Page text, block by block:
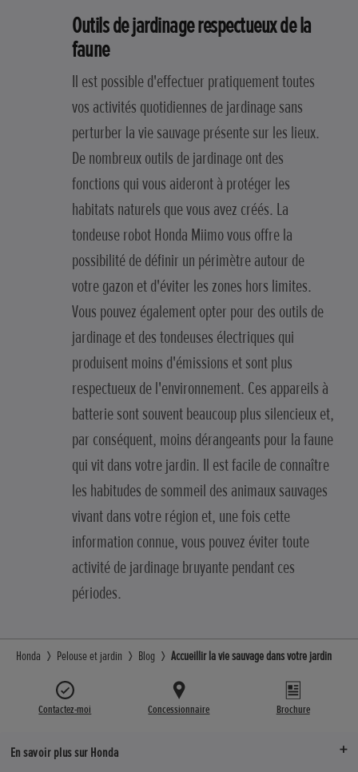
Outils de jardinage respectueux de la
faune
Il est possible d'effectuer pratiquement toutes
vos activités quotidiennes de jardinage sans
perturber la vie sauvage présente sur les lieux.
De nombreux outils de jardinage ont des
fonctions qui vous aideront à protéger les
habitats naturels que vous avez créés. La
tondeuse robot Honda Miimo vous offre la
possibilité de définir un périmètre autour de
votre gazon et d'éviter les zones hors limites.
Vous pouvez également opter pour des outils de
jardinage et des tondeuses électriques qui
produisent moins d'émissions et sont plus
respectueux de l'environnement. Ces appareils à
batterie sont souvent beaucoup plus silencieux et,
par conséquent, moins dérangeants pour la faune
qui vit dans votre jardin. Il est facile de connaître
les habitudes de sommeil des animaux sauvages
vivant dans votre région et, une fois cette
information connue, vous pouvez éviter toute
activité de jardinage bruyante pendant ces
périodes.
Honda Pelouse et jardin Blog Accueillir la vie sauvage dans votre jardin
Contactez-moi Concessionnaire Brochure
En savoir plus sur Honda